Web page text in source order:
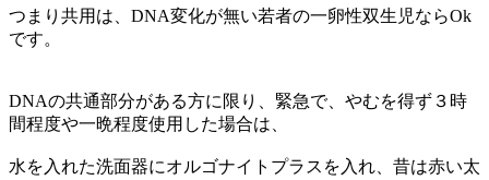
つまり共用は、DNA変化が無い若者の一卵性双生児ならOk
です。
DNAの共通部分がある方に限り、緊急で、やむを得ず３時
間程度や一晩程度使用した場合は、
水を入れた洗面器にオルゴナイトプラスを入れ、昔は赤い太